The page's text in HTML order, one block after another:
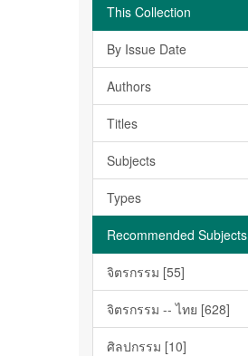
This Collection
By Issue Date
Authors
Titles
Subjects
Types
Recommended Subjects
จิตรกรรม [55]
จิตรกรรม -- ไทย [628]
ศิลปกรรม [10]